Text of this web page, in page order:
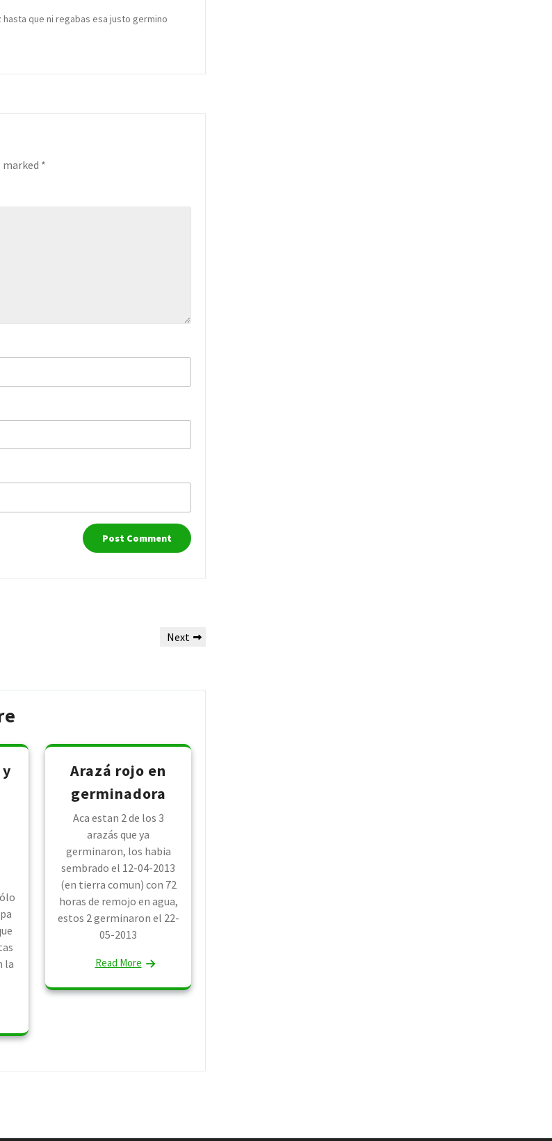
que ni regabas esa justo germino
marked *
Next
Next
la
Arazá rojo en
germinadora
Aca estan 2 de los 3
arazás que ya
germinaron, los habia
sembrado el 12-04-2013
(en tierra comun) con 72
horas de remojo en agua,
estos 2 germinaron el 22-
05-2013
Read More